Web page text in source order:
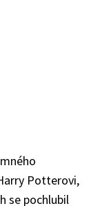
Potterovi,
se pochlubil